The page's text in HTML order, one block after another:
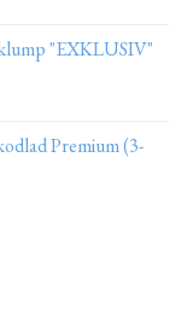
"EXKLUSIV"
Premium (3-